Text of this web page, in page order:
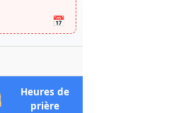
📅
Heures de
prièreà Khanabad